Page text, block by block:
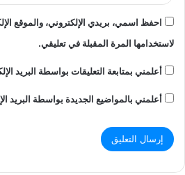
احفظ اسمي، بريدي الإلكتروني، والموقع
لاستخدامها المرة المقبلة في تعليقي.
أعلمني بمتابعة التعليقات بواسطة البريد
أعلمني بالمواضيع الجديدة بواسطة البريد